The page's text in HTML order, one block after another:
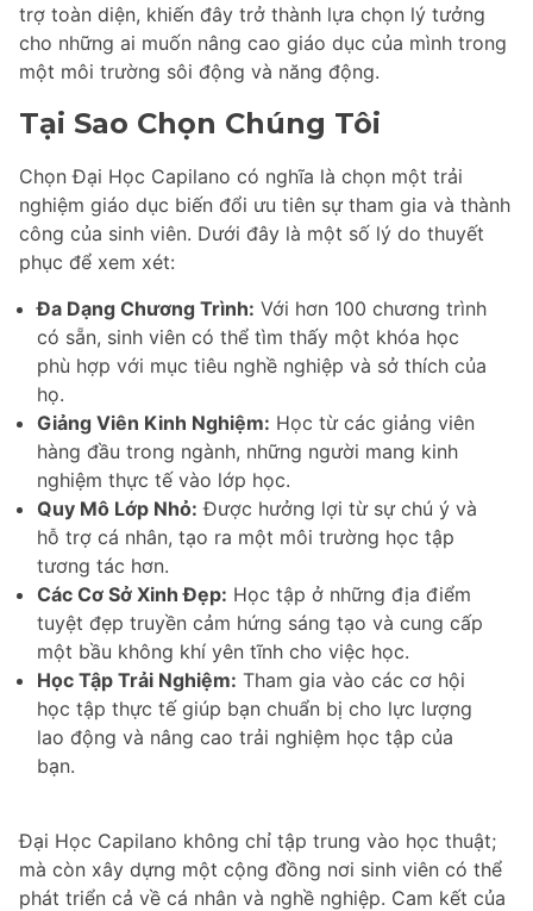
trợ toàn diện, khiến đây trở thành lựa chọn lý tưởng
cho những ai muốn nâng cao giáo dục của mình trong
một môi trường sôi động và năng động.
Tại Sao Chọn Chúng Tôi
Chọn Đại Học Capilano có nghĩa là chọn một trải
nghiệm giáo dục biến đổi ưu tiên sự tham gia và thành
công của sinh viên. Dưới đây là một số lý do thuyết
phục để xem xét:
Đa Dạng Chương Trình: Với hơn 100 chương trình
có sẵn, sinh viên có thể tìm thấy một khóa học
phù hợp với mục tiêu nghề nghiệp và sở thích của
họ.
Giảng Viên Kinh Nghiệm: Học từ các giảng viên
hàng đầu trong ngành, những người mang kinh
nghiệm thực tế vào lớp học.
Quy Mô Lớp Nhỏ: Được hưởng lợi từ sự chú ý và
hỗ trợ cá nhân, tạo ra một môi trường học tập
tương tác hơn.
Các Cơ Sở Xinh Đẹp: Học tập ở những địa điểm
tuyệt đẹp truyền cảm hứng sáng tạo và cung cấp
một bầu không khí yên tĩnh cho việc học.
Học Tập Trải Nghiệm: Tham gia vào các cơ hội
học tập thực tế giúp bạn chuẩn bị cho lực lượng
lao động và nâng cao trải nghiệm học tập của
bạn.
Đại Học Capilano không chỉ tập trung vào học thuật;
mà còn xây dựng một cộng đồng nơi sinh viên có thể
phát triển cả về cá nhân và nghề nghiệp. Cam kết của